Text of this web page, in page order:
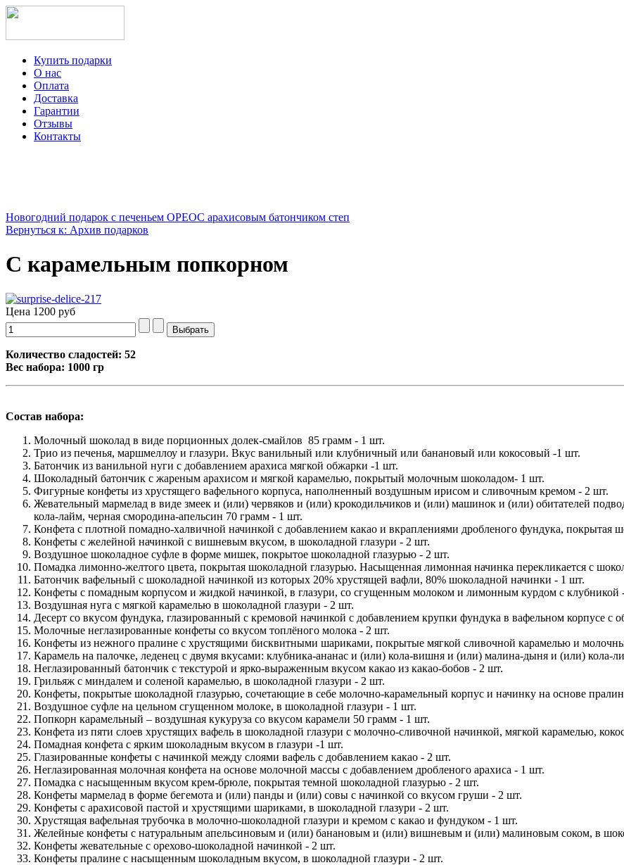
Купить подарки
О нас
Оплата
Доставка
Гарантии
Отзывы
Контакты
Новогодний подарок с печеньем ОРЕОС арахисовым батончиком степ
Вернуться к: Архив подарков
С карамельным попкорном
Цена 1200 руб
Количество сладостей: 52
Вес набора: 1000 гр
Состав набора:
Молочный шоколад в виде порционных долек-смайлов 85 грамм - 1 шт.
Трио из печенья, маршмеллоу и глазури. Вкус ванильный или клубничный или банановый или кокосовый -1 шт.
Батончик из ванильной нуги с добавлением арахиса мягкой обжарки -1 шт.
Шоколадный батончик с жареным арахисом и мягкой карамелью, покрытый молочным шоколадом- 1 шт.
Фигурные конфеты из хрустящего вафельного корпуса, наполненный воздушным ирисом и сливочным кремом - 2 шт.
Жевательный мармелад в виде змеек и (или) червяков и (или) крокодильчиков и (или) машинок и (или) обитателей
кола-лайм, черная смородина-апельсин 70 грамм - 1 шт.
Конфета с плотной помадно-халвичной начинкой с добавлением какао и вкраплениями дробленого фундука, покрытая
Конфеты с желейной начинкой с вишневым вкусом, в шоколадной глазури - 2 шт.
Воздушное шоколадное суфле в форме мишек, покрытое шоколадной глазурью - 2 шт.
Помадка лимонно-желтого цвета, покрытая шоколадной глазурью. Насыщенная лимонная начинка перекликается с
Батончик вафельный с шоколадной начинкой из которых 20% хрустящей вафли, 80% шоколадной начинки - 1 шт.
Конфеты с помадным корпусом и жидкой начинкой, в глазури, со сгущенным молоком и лимонным курдом с клубникой
Воздушная нуга с мягкой карамелью в шоколадной глазури - 2 шт.
Десерт со вкусом фундука, глазированный с кремовой начинкой с добавлением крупки фундука в вафельном корпусе
Молочные неглазированные конфеты со вкусом топлёного молока - 2 шт.
Конфеты из нежного пралине с хрустящими бисквитными шариками, покрытые мягкой сливочной карамелью и
Карамель на палочке, леденец с двумя вкусами: клубника-ананас и (или) кола-вишня и (или) малина-дыня и (или) кола-
Неглазированный батончик с текстурой и ярко-выраженным вкусом какао из какао-бобов - 2 шт.
Грильяж с миндалем и соленой карамелью, в шоколадной глазури - 2 шт.
Конфеты, покрытые шоколадной глазурью, сочетающие в себе молочно-карамельный корпус и начинку на основе
Воздушное суфле на цельном сгущенном молоке, в шоколадной глазури - 1 шт.
Попкорн карамельный – воздушная кукуруза со вкусом карамели 50 грамм - 1 шт.
Конфета из пяти слоев хрустящих вафель в шоколадной глазури с молочно-сливочной начинкой, мягкой карамелью,
Помадная конфета с ярким шоколадным вкусом в глазури -1 шт.
Глазированные конфеты с начинкой между слоями вафель с добавлением какао - 2 шт.
Неглазированная молочная конфета на основе молочной массы с добавлением дробленого арахиса - 1 шт.
Помадка с насыщенным вкусом крем-брюле, покрытая темной шоколадной глазурью - 2 шт.
Конфеты мармелад в форме бегемота и (или) панды и (или) совы с начинкой со вкусом груши - 2 шт.
Конфеты с арахисовой пастой и хрустящими шариками, в шоколадной глазури - 2 шт.
Хрустящая вафельная трубочка в молочно-шоколадной глазури и кремом с какао и фундуком - 1 шт.
Желейные конфеты с натуральным апельсиновым и (или) банановым и (или) вишневым и (или) малиновым соком, в
Конфеты жевательные с орехово-шоколадной начинкой - 2 шт.
Конфеты пралине с насыщенным шоколадным вкусом, в шоколадной глазури - 2 шт.